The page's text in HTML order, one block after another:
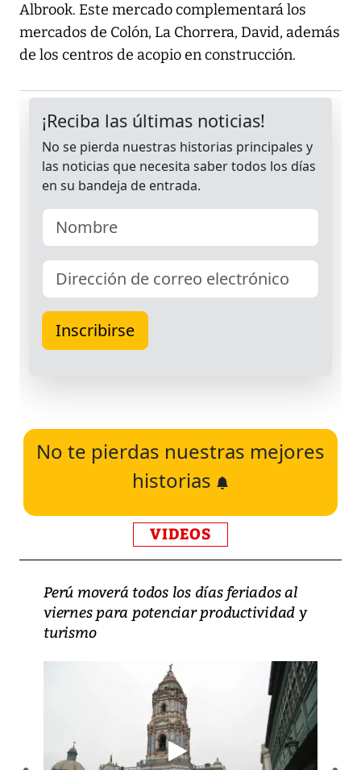
Albrook. Este mercado complementará los
mercados de Colón, La Chorrera, David, además
de los centros de acopio en construcción.
No te pierdas nuestras mejores
historias
VIDEOS
Perú moverá todos los días feriados al
viernes para potenciar productividad y
turismo